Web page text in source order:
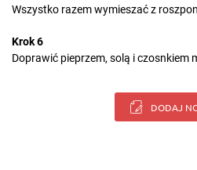
Wszystko razem wymieszać z
Krok 6
Doprawić pieprzem, solą i czosnkiem
DODAJ